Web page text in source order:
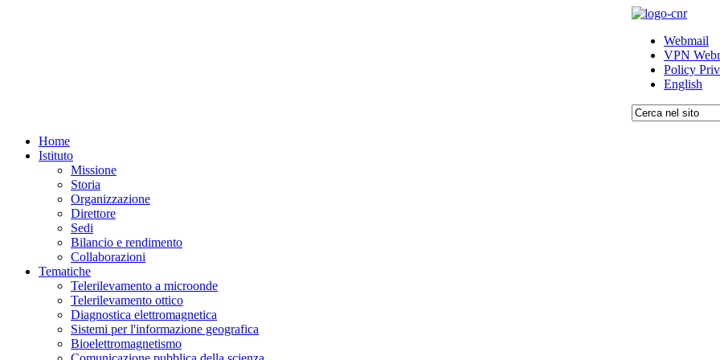
Webmail
VPN
Policy
English
Home
Istituto
Missione
Storia
Organizzazione
Direttore
Sedi
Bilancio e rendimento
Collaborazioni
Tematiche
Telerilevamento a microonde
Telerilevamento ottico
Diagnostica elettromagnetica
Sistemi per l'informazione geografica
Bioelettromagnetismo